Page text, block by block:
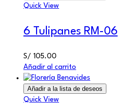
Quick View
6 Tulipanes RM-06
S/ 105.00
Añadir al carrito
Añadir a la lista de deseos
Quick View